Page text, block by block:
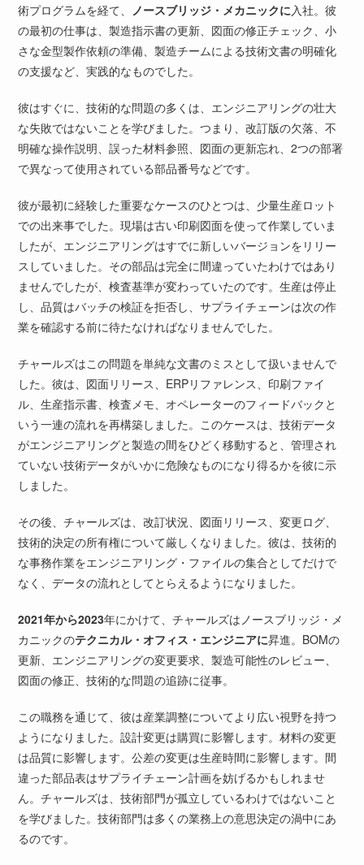
術プログラムを経て、
ノースブリッジ・メカニックに 入社。彼
の最初の仕事は、製造指示書の更新、図面の修正チェック、小
さな金型製作依頼の準備、製造チームによる技術文書の明確化
の支援など、実践的なものでした。
彼はすぐに、技術的な問題の多くは、エンジニアリングの壮大
な失敗ではないことを学びました。つまり、改訂版の欠落、不
明確な操作説明、誤った材料参照、図面の更新忘れ、2つの部署
で異なって使用されている部品番号などです。
彼が最初に経験した重要なケースのひとつは、少量生産ロット
での出来事でした。現場は古い印刷図面を使って作業していま
したが、エンジニアリングはすでに新しいバージョンをリリー
スしていました。その部品は完全に間違っていたわけではあり
ませんでしたが、検査基準が変わっていたのです。生産は停止
し、品質はバッチの検証を拒否し、サプライチェーンは次の作
業を確認する前に待たなければなりませんでした。
チャールズはこの問題を単純な文書のミスとして扱いませんで
した。彼は、図面リリース、ERPリファレンス、印刷ファイ
ル、生産指示書、検査メモ、オペレーターのフィードバックと
いう一連の流れを再構築しました。このケースは、技術データ
がエンジニアリングと製造の間をひどく移動すると、管理され
ていない技術データがいかに危険なものになり得るかを彼に示
しました。
その後、チャールズは、改訂状況、図面リリース、変更ログ、
技術的決定の所有権について厳しくなりました。彼は、技術的
な事務作業をエンジニアリング・ファイルの集合としてだけで
なく、データの流れとしてとらえるようになりました。
2021年から2023年にかけて、チャールズはノースブリッジ・メ
カニックのテクニカル・オフィス・エンジニアに昇進。BOMの
更新、エンジニアリングの変更要求、製造可能性のレビュー、
図面の修正、技術的な問題の追跡に従事。
この職務を通じて、彼は産業調整についてより広い視野を持つ
ようになりました。設計変更は購買に影響します。材料の変更
は品質に影響します。公差の変更は生産時間に影響します。間
違った部品表はサプライチェーン計画を妨げるかもしれませ
ん。チャールズは、技術部門が孤立しているわけではないこと
を学びました。技術部門は多くの業務上の意思決定の渦中にあ
るのです。